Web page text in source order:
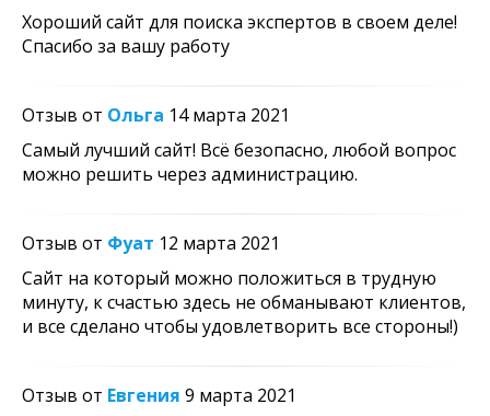
Хороший сайт для поиска экспертов в своем деле!
Спасибо за вашу работу
Отзыв от Ольга 14 марта 2021
Самый лучший сайт! Всё безопасно, любой вопрос
можно решить через администрацию.
Отзыв от Фуат 12 марта 2021
Сайт на который можно положиться в трудную
минуту, к счастью здесь не обманывают клиентов,
и все сделано чтобы удовлетворить все стороны!)
Отзыв от Евгения 9 марта 2021